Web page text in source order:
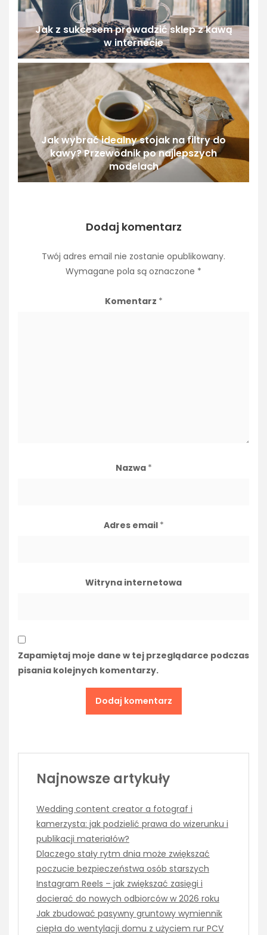
Jak z sukcesem prowadzić sklep z kawą
w internecie
Jak wybrać idealny stojak na filtry do
kawy? Przewodnik po najlepszych
modelach
Dodaj komentarz
Twój adres email nie zostanie opublikowany.
Wymagane pola są oznaczone *
Komentarz *
Nazwa *
Adres email *
Witryna internetowa
Zapamiętaj moje dane w tej przeglądarce podczas
pisania kolejnych komentarzy.
Najnowsze artykuły
Wedding content creator a fotograf i
kamerzysta: jak podzielić prawa do wizerunku i
publikacji materiałów?
Dlaczego stały rytm dnia może zwiększać
poczucie bezpieczeństwa osób starszych
Instagram Reels – jak zwiększać zasięgi i
docierać do nowych odbiorców w 2026 roku
Jak zbudować pasywny gruntowy wymiennik
ciepła do wentylacji domu z użyciem rur PCV